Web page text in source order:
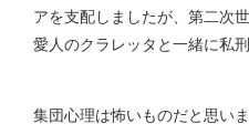
アを支配しましたが、第二次
愛人のクラレッタと一緒に私
集団心理は怖いものだと思いま